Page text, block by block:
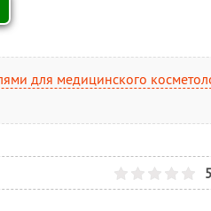
для медицинского
5